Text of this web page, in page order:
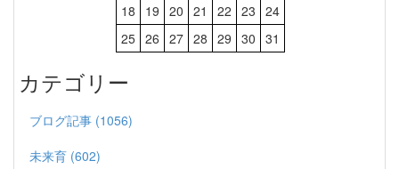
18
19 20 21 22 23 24
25 26 27 28 29 30 31
カテゴリー
ブログ記事 (1056)
未来育 (602)